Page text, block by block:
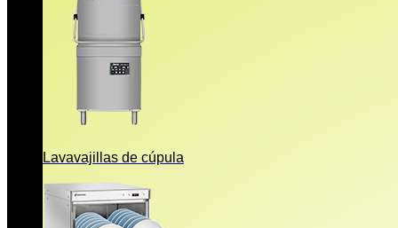
Lavavajillas de cúpula